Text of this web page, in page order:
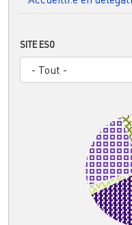
SITE ESO
Pie chart with 11
View as data table,